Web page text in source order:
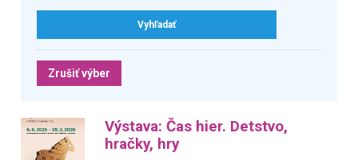
Zrušiť výber
Výstava: Čas hier. Detstvo,
hračky, hry